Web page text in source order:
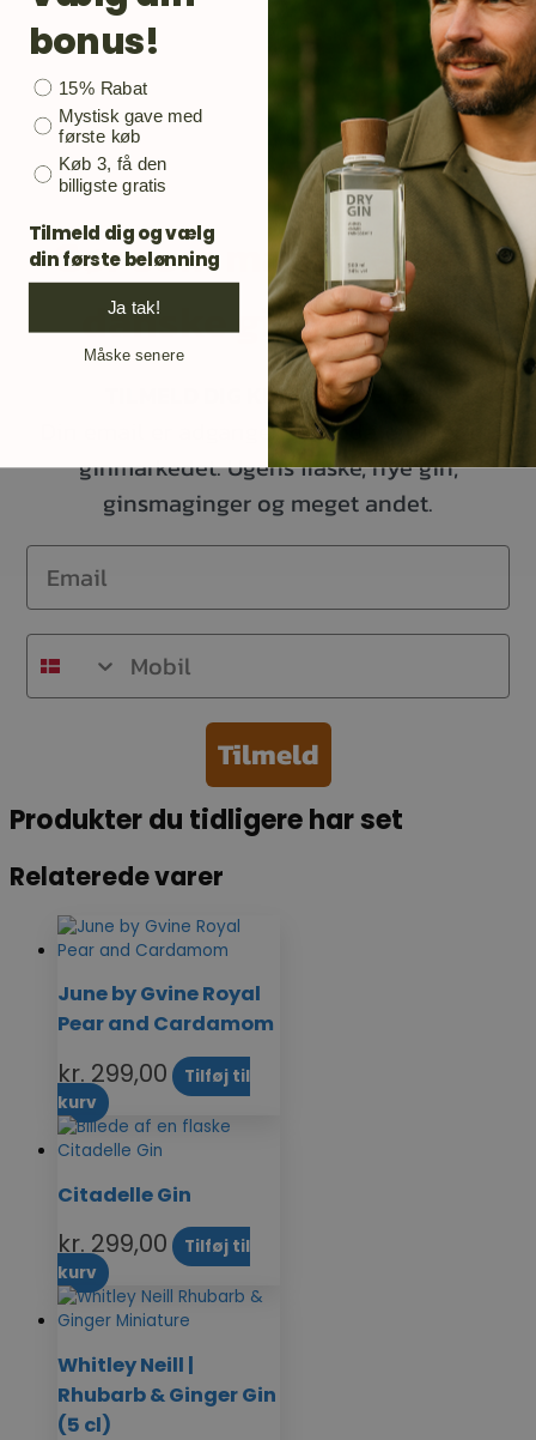
Gør som mange andre
danske ginelskere.
TILMELD DIG KUNDEKLUBBEN
Din email er adgangen til opdateringer på
ginmarkedet. Ugens flaske, nye gin,
ginsmaginger og meget andet.
Email
Mobil
Tilmeld
Produkter du tidligere har set
Relaterede varer
June by Gvine Royal
Pear and Cardamom
kr. 299,00
Tilføj til
kurv
Citadelle Gin
kr. 299,00
Tilføj til
kurv
Whitley Neill |
Rhubarb & Ginger Gin
(5 cl)
bonus!
Bonusgave
15% Rabat
Mystisk gave med
første køb
Køb 3, få den
billigste gratis
Tilmeld dig og vælg
din første belønning
Ja tak!
Måske senere